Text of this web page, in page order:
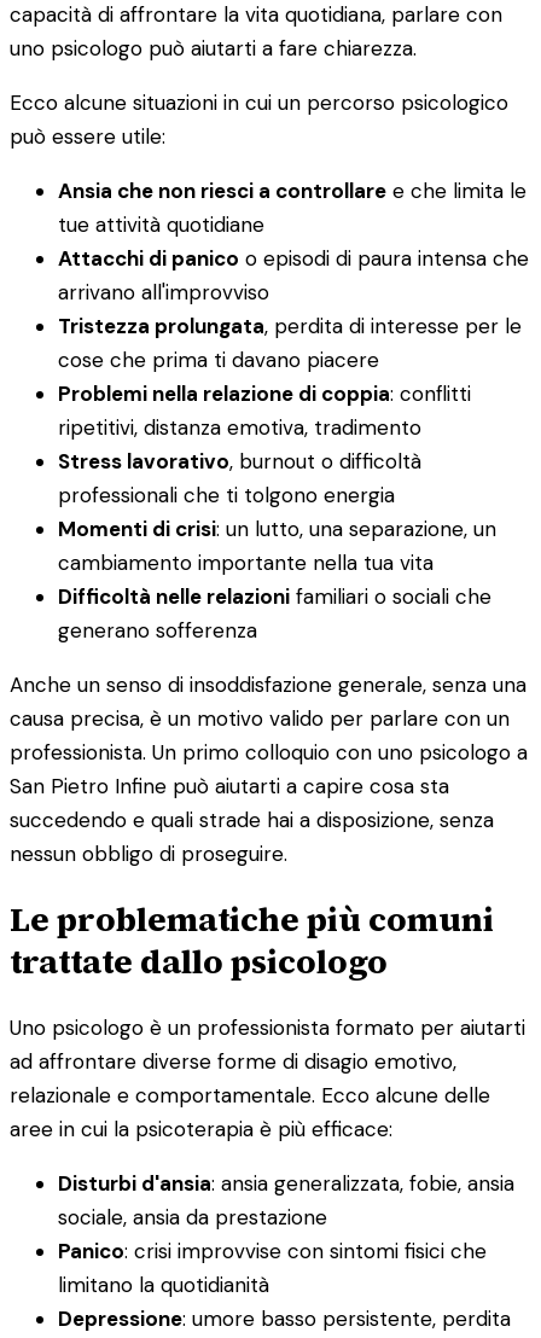
capacità di affrontare la vita quotidiana, parlare con
uno psicologo può aiutarti a fare chiarezza.
Ecco alcune situazioni in cui un percorso psicologico
può essere utile:
Ansia che non riesci a controllare e che limita le
tue attività quotidiane
Attacchi di panico o episodi di paura intensa che
arrivano all'improvviso
Tristezza prolungata, perdita di interesse per le
cose che prima ti davano piacere
Problemi nella relazione di coppia: conflitti
ripetitivi, distanza emotiva, tradimento
Stress lavorativo, burnout o difficoltà
professionali che ti tolgono energia
Momenti di crisi: un lutto, una separazione, un
cambiamento importante nella tua vita
Difficoltà nelle relazioni familiari o sociali che
generano sofferenza
Anche un senso di insoddisfazione generale, senza una
causa precisa, è un motivo valido per parlare con un
professionista. Un primo colloquio con uno psicologo a
San Pietro Infine può aiutarti a capire cosa sta
succedendo e quali strade hai a disposizione, senza
nessun obbligo di proseguire.
Le problematiche più comuni
trattate dallo psicologo
Uno psicologo è un professionista formato per aiutarti
ad affrontare diverse forme di disagio emotivo,
relazionale e comportamentale. Ecco alcune delle
aree in cui la psicoterapia è più efficace:
Disturbi d'ansia: ansia generalizzata, fobie, ansia
sociale, ansia da prestazione
Panico: crisi improvvise con sintomi fisici che
limitano la quotidianità
Depressione: umore basso persistente, perdita